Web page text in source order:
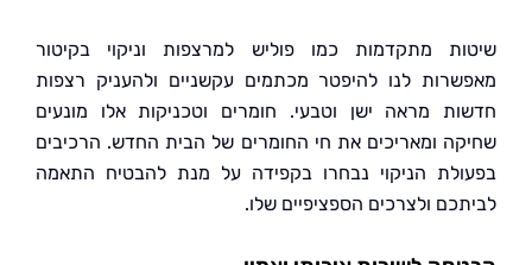
מתקדמות כמו פוליש למרצפות וניקוי בקיטור
לנו להיפטר מכתמים עקשניים ולהעניק רצפות
מראה ישן וטבעי. חומרים וטכניקות אלו מונעים
ומאריכים את חי החומרים של הבית החדש. הרכיבים
הניקוי נבחרו בקפידה על מנת להבטיח התאמה
ולצרכים הספציפיים שלו.